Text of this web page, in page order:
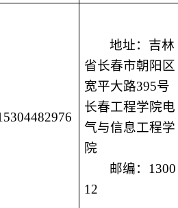
地址： 吉林
省长春市朝阳区
宽平大路395号
长春工程学院电
气与信息工程学
院
邮编： 1300
12